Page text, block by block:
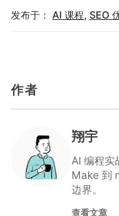
发布于： AI 课程, SEO
作者
翔宇
AI 编程实
Make 到
边界。
查看文章